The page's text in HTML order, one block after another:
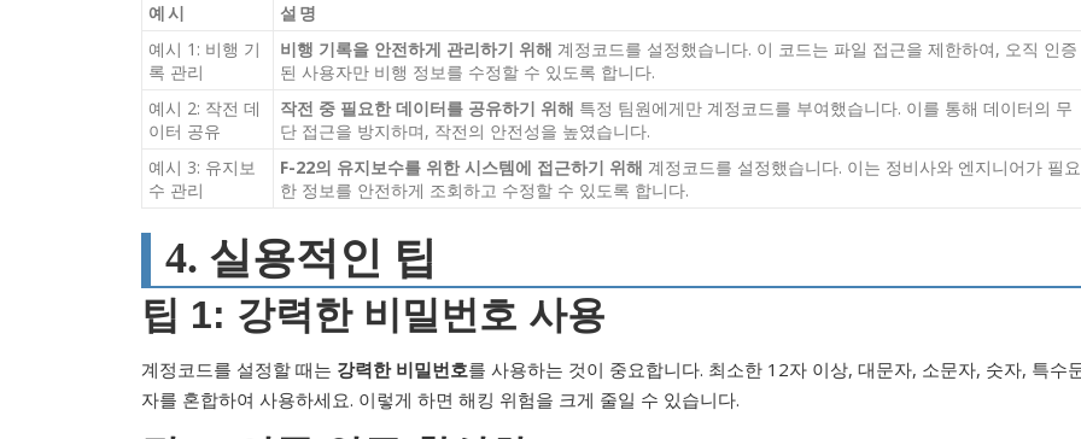
예시
설명
예시 1: 비행 기
록 관리
비행 기록을 안전하게 관리하기 위해 계정코드를 설정했습니다. 이 코드는 파일 접근을 제한하여, 오직 인증
된 사용자만 비행 정보를 수정할 수 있도록 합니다.
예시 2: 작전 데
이터 공유
작전 중 필요한 데이터를 공유하기 위해 특정 팀원에게만 계정코드를 부여했습니다. 이를 통해 데이터의 무
단 접근을 방지하며, 작전의 안전성을 높였습니다.
예시 3: 유지보
수 관리
F-22의 유지보수를 위한 시스템에 접근하기 위해 계정코드를 설정했습니다. 이는 정비사와 엔지니어가 필요
한 정보를 안전하게 조회하고 수정할 수 있도록 합니다.
4. 실용적인 팁
팁 1: 강력한 비밀번호 사용
계정코드를 설정할 때는 강력한 비밀번호를 사용하는 것이 중요합니다. 최소한 12자 이상, 대문자, 소문자, 숫자, 특수
자를 혼합하여 사용하세요. 이렇게 하면 해킹 위험을 크게 줄일 수 있습니다.